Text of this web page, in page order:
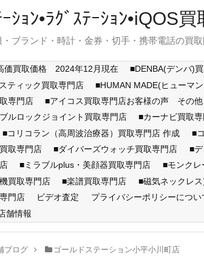
ｼｮﾝ•ﾗｸﾞｽﾃｰｼｮﾝ•iQOS
・ブランド・時計・金券・切手・携帯電話の
価買取価格 2024年12月現在 ■DENBA(デンバ)
ティック買取専門店
■HUMAN MADE(ヒューマ
専門店
■アイコス買取専門店お客様の声 その他
ルロックジョイント買取専門店
■カーナビ買取
■コリコラン（高周波治療器）買取専門店 作成 ■
取専門店
■ダイバーズウォッチ買取専門店 ■
■ミラブルplus・美顔器買取専門店 ■モンク
買取専門店
■楽譜買取専門店 ■磁気ネックレ
門店
ビデオ査定 プライバシーポリシーについ
舗情報
ブログ ゴールドステーション小平小川町店